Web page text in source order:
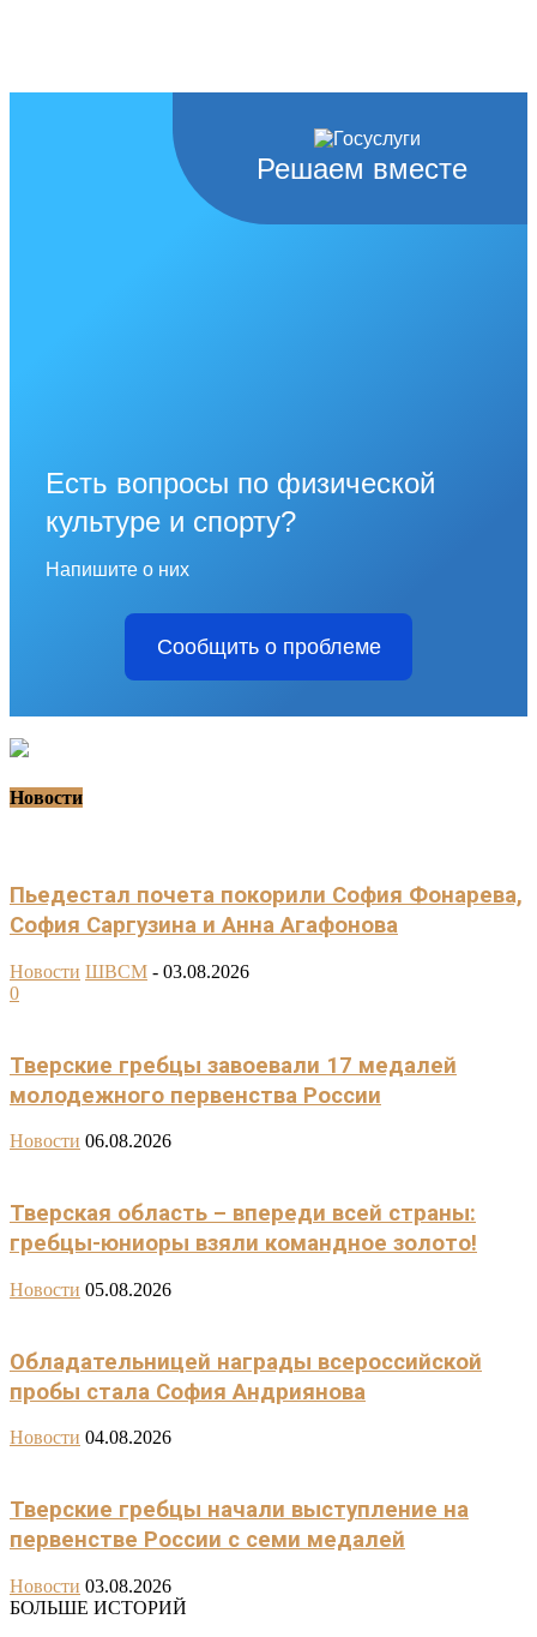
Решаем вместе
Есть вопросы по физической
культуре и спорту?
Напишите о них
Сообщить о проблеме
Новости
Пьедестал почета покорили София Фонарева,
София Саргузина и Анна Агафонова
Новости ШВСМ - 03.08.2026
0
Тверские гребцы завоевали 17 медалей
молодежного первенства России
Новости 06.08.2026
Тверская область – впереди всей страны:
гребцы-юниоры взяли командное золото!
Новости 05.08.2026
Обладательницей награды всероссийской
пробы стала София Андриянова
Новости 04.08.2026
Тверские гребцы начали выступление на
первенстве России с семи медалей
Новости 03.08.2026
БОЛЬШЕ ИСТОРИЙ